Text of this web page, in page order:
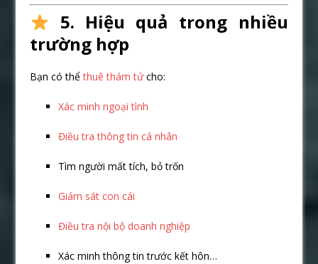
5. Hiệu quả trong nhiều
trường hợp
Bạn có thểthuê thám tửcho:
Xác minh ngoại tình
Điều tra thông tin cá nhân
Tìm người mất tích, bỏ trốn
Giám sát con cái
Điều tra nội bộ doanh nghiệp
Xác minh thông tin trước kết hôn…